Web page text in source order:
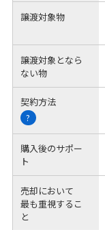
譲渡対象物
譲渡対象となら
ない物
契約方法
?
購入後のサポー
ト
売却において
最も重視するこ
と